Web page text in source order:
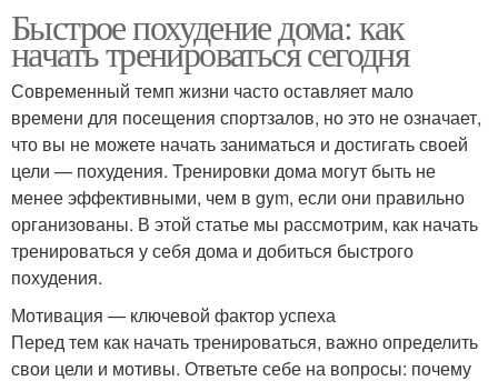
Быстрое похудение дома: как
начать тренироваться сегодня
Современный темп жизни часто оставляет мало
времени для посещения спортзалов, но это не означает,
что вы не можете начать заниматься и достигать своей
цели — похудения. Тренировки дома могут быть не
менее эффективными, чем в gym, если они правильно
организованы. В этой статье мы рассмотрим, как начать
тренироваться у себя дома и добиться быстрого
похудения.
Мотивация — ключевой фактор успеха
Перед тем как начать тренироваться, важно определить
свои цели и мотивы. Ответьте себе на вопросы: почему